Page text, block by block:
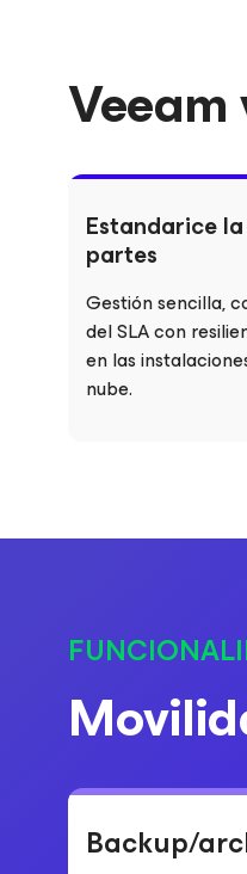
Estandarice
partes
Gestión sencilla,
del SLA con
en las
nube.
Backup/